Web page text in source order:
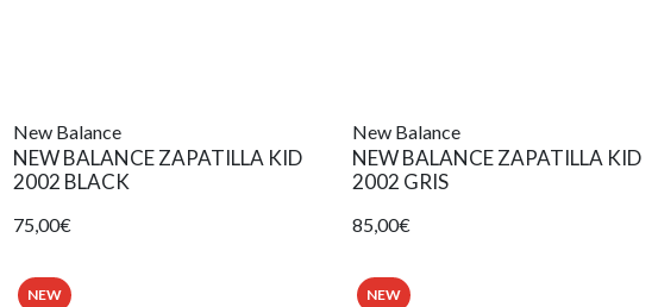
New Balance
NEW BALANCE ZAPATILLA KID
2002 BLACK
75,00€
New Balance
NEW BALANCE ZAPATILLA KID
2002 GRIS
85,00€
NEW NEW